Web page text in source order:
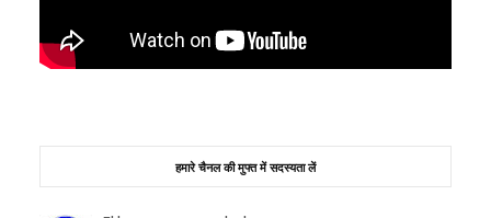
हमारे चैनल की मुफ्त में सदस्यता लें